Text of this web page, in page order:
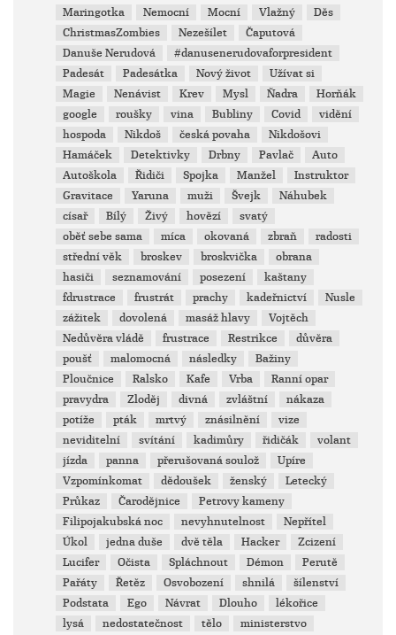
Maringotka
Nemocní Mocní Vlažný
Děs
ChristmasZombies
Nezešílet
Čaputová
Danuše Nerudová
#danusenerudovaforpresident
Padesát
Padesátka Nový život
Užívat si
Magie
Nenávist Krev Mysl Ňadra
Horňák
google
roušky vina Bubliny Covid
vidění
hospoda
Nikdoš česká povaha
Nikdošovi
Hamáček
Detektivky Drbny Pavlač
Auto
Autoškola
Řidiči Spojka Manžel
Instruktor
Gravitace
Yaruna muži Švejk
Náhubek
císař
Bílý Živý hovězí
svatý
oběť sebe sama
míca okovaná zbraň
radosti
střední věk
broskev broskvička
obrana
hasiči
seznamování posezení
kaštany
fdrustrace
frustrát prachy kadeřnictví
Nusle
zážitek
dovolená masáž hlavy
Vojtěch
Nedůvěra vládě
frustrace Restrikce
důvěra
poušť
malomocná následky
Bažiny
Ploučnice
Ralsko Kafe Vrba
Ranní opar
pravydra
Zloděj divná zvláštní
nákaza
potíže
pták mrtvý znásilnění
vize
neviditelní
svítání kadimůry řidičák
volant
jízda
panna přerušovaná soulož
Upíre
Vzpomínkomat
dědoušek ženský
Letecký
Průkaz
Čarodějnice
Petrovy kameny
Filipojakubská noc
nevyhnutelnost
Nepřítel
Úkol
jedna duše dvě těla Hacker
Zcizení
Lucifer
Očista Spláchnout Démon
Perutě
Pařáty
Řetěz Osvobození shnilá
šílenství
Podstata
Ego Návrat Dlouho
lékořice
lysá
nedostatečnost tělo ministerstvo